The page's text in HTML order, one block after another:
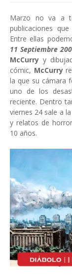
Marzo no va a
publicaciones
Entre ellas
11 Septiembre
McCurry y
cómic, McCurry
la que su cámara
uno de los
reciente. Dentro
viernes 24 sale a
y relatos de horror
10 años.